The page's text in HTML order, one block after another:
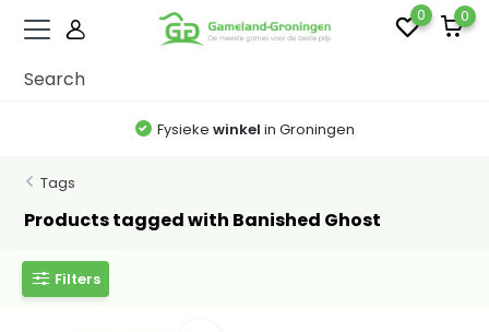
0 0
Fysieke winkel in Groningen
Tags
Products tagged with Banished Ghost
Filters